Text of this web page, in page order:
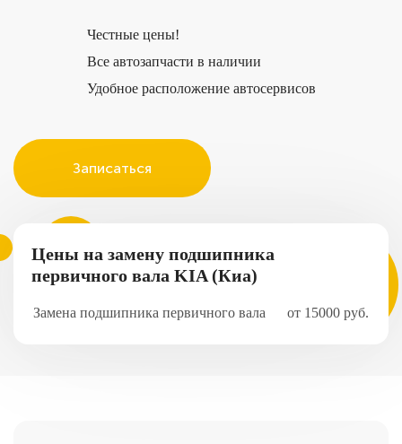
Честные цены!
Все автозапчасти в наличии
Удобное расположение автосервисов
Записаться
Цены на замену подшипника
первичного вала KIA (Киа)
Замена подшипника первичного вала от 15000 руб.